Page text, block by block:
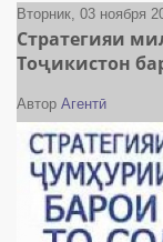
Вторник, 03 ноября
Стратегияи
Тоҷикистон
Автор Агентӣ